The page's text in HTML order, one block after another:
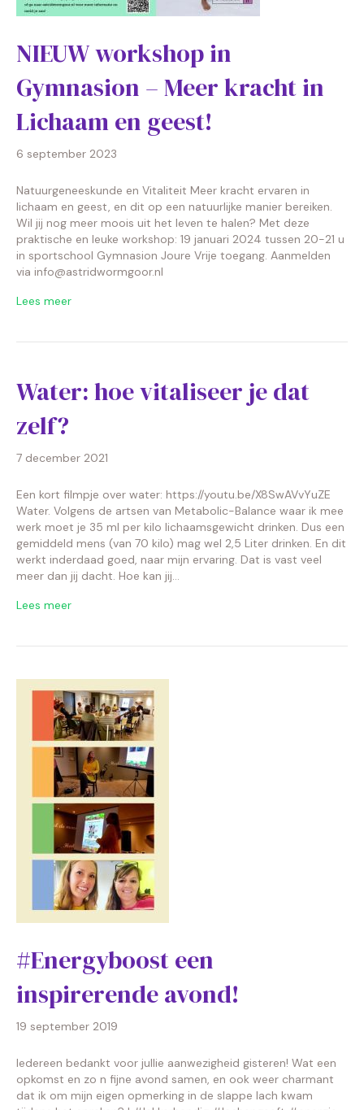
NIEUW workshop in
Gymnasion – Meer kracht in
Lichaam en geest!
6 september 2023
Natuurgeneeskunde en Vitaliteit Meer kracht ervaren in
lichaam en geest, en dit op een natuurlijke manier bereiken.
Wil jij nog meer moois uit het leven te halen? Met deze
praktische en leuke workshop: 19 januari 2024 tussen 20-21 u
in sportschool Gymnasion Joure Vrije toegang. Aanmelden
via info@astridwormgoor.nl
Lees meer
Water: hoe vitaliseer je dat
zelf?
7 december 2021
Een kort filmpje over water: https://youtu.be/X8SwAVvYuZE
Water. Volgens de artsen van Metabolic-Balance waar ik mee
werk moet je 35 ml per kilo lichaamsgewicht drinken. Dus een
gemiddeld mens (van 70 kilo) mag wel 2,5 Liter drinken. En dit
werkt inderdaad goed, naar mijn ervaring. Dat is vast veel
meer dan jij dacht. Hoe kan jij…
Lees meer
#Energyboost een
inspirerende avond!
19 september 2019
Iedereen bedankt voor jullie aanwezigheid gisteren! Wat een
opkomst en zo n fijne avond samen, en ook weer charmant
dat ik om mijn eigen opmerking in de slappe lach kwam